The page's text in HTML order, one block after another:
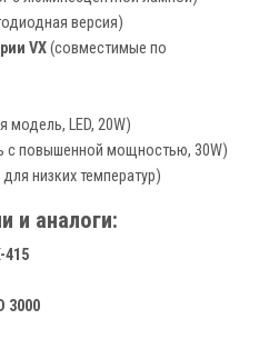
версия)
VX(совместимые по
модель, LED, 20W)
с повышенной мощностью, 30W)
низких температур)
и аналоги:
415
3000